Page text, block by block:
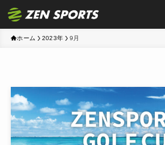
ホーム 2023年 9月